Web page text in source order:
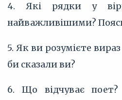
4. Які рядки у
найважливішими?
5. Як ви розумієте
би сказали ви?
6. Що відчуває